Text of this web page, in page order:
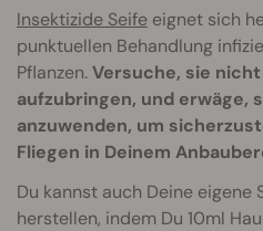
Insektizide Seife eignet sich
punktuellen Behandlung
Pflanzen.Versuche, sie
aufzubringen, und erwäge,
anzuwenden, um
Fliegen in Deinem
Du kannst auch Deine eigene
herstellen, indem Du 10ml